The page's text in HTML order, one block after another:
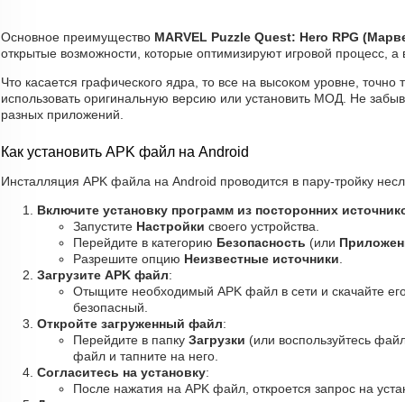
Основное преимущество MARVEL Puzzle Quest: Hero RPG
открытые возможности, которые оптимизируют игровой процесс,
Что касается графического ядра, то все на высоком уровне,
использовать оригинальную версию или установить МОД. Не
разных приложений.
Как установить APK файл на Android
Инсталляция APK файла на Android проводится в пару-тройку
Включите установку программ из посторонних
Запустите Настройки своего устройства.
Перейдите в категорию Безопасность (или
Разрешите опцию Неизвестные источники
Загрузите APK файл:
Отыщите необходимый APK файл в сети и скачайте
безопасный.
Откройте загруженный файл:
Перейдите в папку Загрузки (или воспользуйтесь
файл и тапните на него.
Согласитесь на установку:
После нажатия на APK файл, откроется запрос на